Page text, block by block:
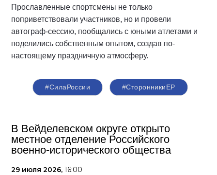
Прославленные спортсмены не только
поприветствовали участников, но и провели
автограф-сессию, пообщались с юными атлетами и
поделились собственным опытом, создав по-
настоящему праздничную атмосферу.
#СилаРоссии #СторонникиЕР
В Вейделевском округе открыто
местное отделение Российского
военно-исторического общества
29 июля 2026, 16:00